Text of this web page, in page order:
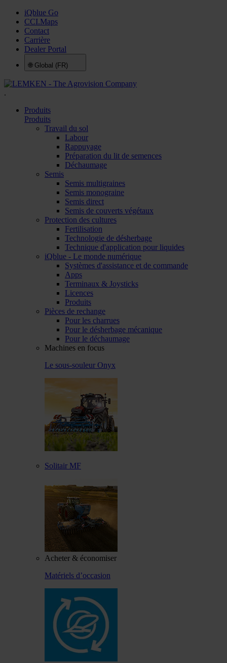
iQblue Go
CCI.Maps
Contact
Carrière
Dealer Portal
🌐 Global (FR)
.
Produits
Produits
Travail du sol
Labour
Rappuyage
Préparation du lit de semences
Déchaumage
Semis
Semis multigraines
Semis monograine
Semis direct
Semis de couverts végétaux
Protection des cultures
Fertilisation
Technologie de désherbage
Technique d'application pour liquides
iQblue - Le monde numérique
Systèmes d'assistance et de commande
Apps
Terminaux & Joysticks
Licences
Produits
Pièces de rechange
Pour les charrues
Pour le désherbage mécanique
Pour le déchaumage
Machines en focus
Le sous-souleur Onyx
Solitair MF
Acheter & économiser
Matériels d’occasion